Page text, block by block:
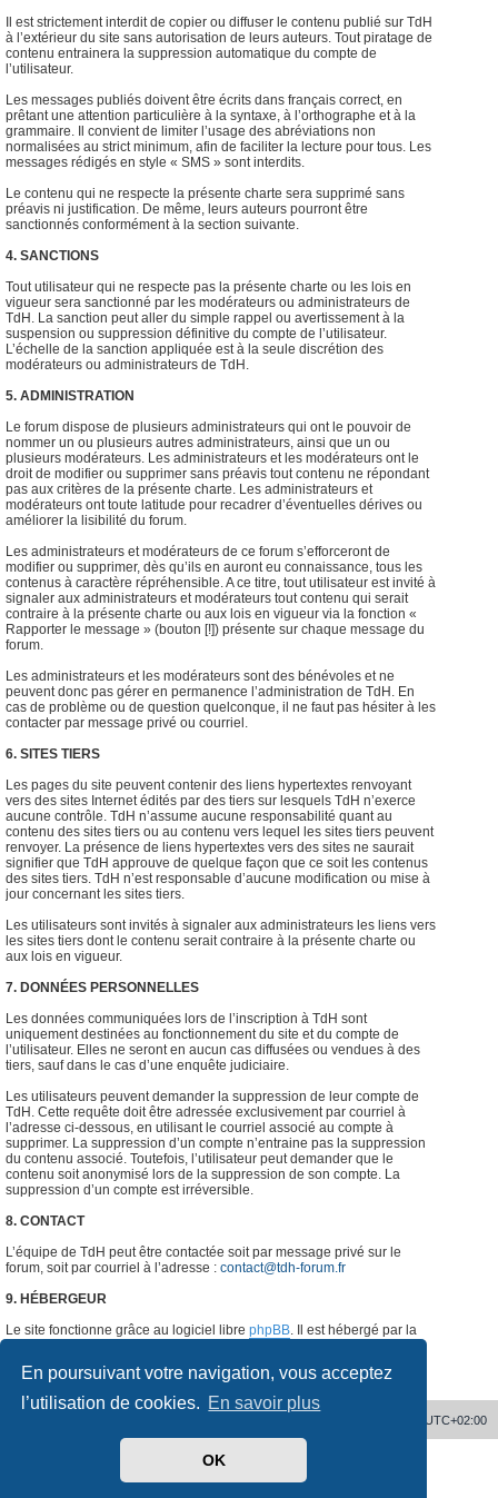
En poursuivant votre navigation, vous acceptez
l’utilisation de cookies. En savoir plus
OK
Il est strictement interdit de copier ou diffuser le contenu publié sur TdH
à l’extérieur du site sans autorisation de leurs auteurs. Tout piratage de
contenu entrainera la suppression automatique du compte de
l’utilisateur.
Les messages publiés doivent être écrits dans français correct, en
prêtant une attention particulière à la syntaxe, à l’orthographe et à la
grammaire. Il convient de limiter l’usage des abréviations non
normalisées au strict minimum, afin de faciliter la lecture pour tous. Les
messages rédigés en style « SMS » sont interdits.
Le contenu qui ne respecte la présente charte sera supprimé sans
préavis ni justification. De même, leurs auteurs pourront être
sanctionnés conformément à la section suivante.
4. SANCTIONS
Tout utilisateur qui ne respecte pas la présente charte ou les lois en
vigueur sera sanctionné par les modérateurs ou administrateurs de
TdH. La sanction peut aller du simple rappel ou avertissement à la
suspension ou suppression définitive du compte de l’utilisateur.
L’échelle de la sanction appliquée est à la seule discrétion des
modérateurs ou administrateurs de TdH.
5. ADMINISTRATION
Le forum dispose de plusieurs administrateurs qui ont le pouvoir de
nommer un ou plusieurs autres administrateurs, ainsi que un ou
plusieurs modérateurs. Les administrateurs et les modérateurs ont le
droit de modifier ou supprimer sans préavis tout contenu ne répondant
pas aux critères de la présente charte. Les administrateurs et
modérateurs ont toute latitude pour recadrer d’éventuelles dérives ou
améliorer la lisibilité du forum.
Les administrateurs et modérateurs de ce forum s’efforceront de
modifier ou supprimer, dès qu’ils en auront eu connaissance, tous les
contenus à caractère répréhensible. A ce titre, tout utilisateur est invité à
signaler aux administrateurs et modérateurs tout contenu qui serait
contraire à la présente charte ou aux lois en vigueur via la fonction «
Rapporter le message » (bouton [!]) présente sur chaque message du
forum.
Les administrateurs et les modérateurs sont des bénévoles et ne
peuvent donc pas gérer en permanence l’administration de TdH. En
cas de problème ou de question quelconque, il ne faut pas hésiter à les
contacter par message privé ou courriel.
6. SITES TIERS
Les pages du site peuvent contenir des liens hypertextes renvoyant
vers des sites Internet édités par des tiers sur lesquels TdH n’exerce
aucune contrôle. TdH n’assume aucune responsabilité quant au
contenu des sites tiers ou au contenu vers lequel les sites tiers peuvent
renvoyer. La présence de liens hypertextes vers des sites ne saurait
signifier que TdH approuve de quelque façon que ce soit les contenus
des sites tiers. TdH n’est responsable d’aucune modification ou mise à
jour concernant les sites tiers.
Les utilisateurs sont invités à signaler aux administrateurs les liens vers
les sites tiers dont le contenu serait contraire à la présente charte ou
aux lois en vigueur.
7. DONNÉES PERSONNELLES
Les données communiquées lors de l’inscription à TdH sont
uniquement destinées au fonctionnement du site et du compte de
l’utilisateur. Elles ne seront en aucun cas diffusées ou vendues à des
tiers, sauf dans le cas d’une enquête judiciaire.
Les utilisateurs peuvent demander la suppression de leur compte de
TdH. Cette requête doit être adressée exclusivement par courriel à
l’adresse ci-dessous, en utilisant le courriel associé au compte à
supprimer. La suppression d’un compte n’entraine pas la suppression
du contenu associé. Toutefois, l’utilisateur peut demander que le
contenu soit anonymisé lors de la suppression de son compte. La
suppression d’un compte est irréversible.
8. CONTACT
L’équipe de TdH peut être contactée soit par message privé sur le
forum, soit par courriel à l’adresse : contact@tdh-forum.fr
9. HÉBERGEUR
Le site fonctionne grâce au logiciel libre phpBB. Il est hébergé par la
France.
UTC+02:00
phpBB ® Forum Software © phpBB Limited
phpBB-fr.com